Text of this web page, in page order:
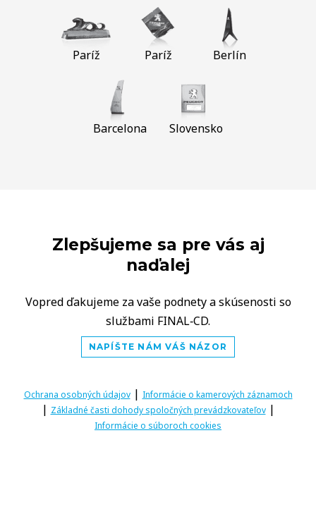
Paríž Paríž Berlín
Barcelona Slovensko
Zlepšujeme sa pre vás aj
naďalej
Vopred ďakujeme za vaše podnety a skúsenosti so
službami FINAL‑CD.
NAPÍŠTE NÁM VÁŠ NÁZOR
Ochrana osobných údajov| Informácie o kamerových záznamoch
| Základné časti dohody spoločných prevádzkovateľov|
Informácie o súboroch cookies